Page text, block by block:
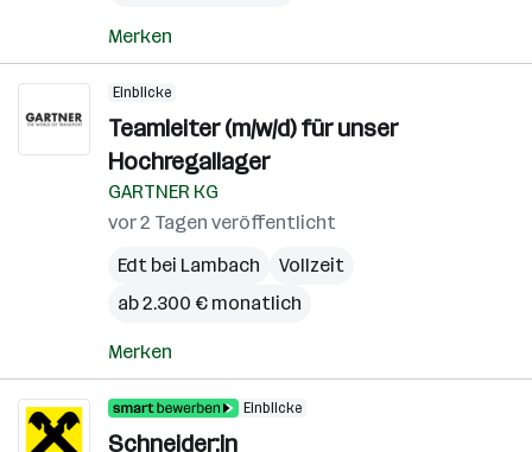
Merken
Einblicke
Teamleiter (m/w/d) für unser
Hochregallager
GARTNER KG
vor 2 Tagen veröffentlicht
Edt bei Lambach
Vollzeit
ab 2.300 € monatlich
Merken
Einblicke
Schneider:in